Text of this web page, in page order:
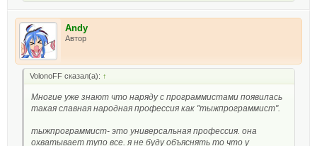
Andy
Автор
VolonoFF сказал(а): ↑
Многие уже знают что наряду с программистами появилась
такая славная народная профессия как "тыжпрограммист".
тыжпрограммист- это универсальная профессия. она
охватывает тупо все. я не буду объяснять то что у